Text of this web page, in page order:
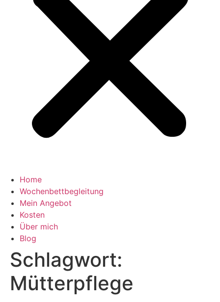
Home
Wochenbettbegleitung
Mein Angebot
Kosten
Über mich
Blog
Schlagwort:
Mütterpflege